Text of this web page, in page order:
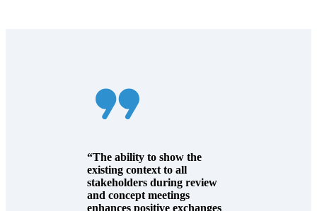
“The ability to show the
existing context to all
stakeholders during review
and concept meetings
enhances positive exchanges